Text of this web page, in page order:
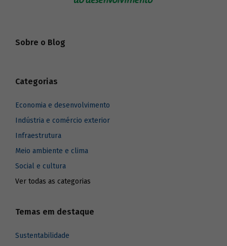
Sobre o Blog
Categorias
Economia e desenvolvimento
Indústria e comércio exterior
Infraestrutura
Meio ambiente e clima
Social e cultura
Ver todas as categorias
Temas em destaque
Sustentabilidade